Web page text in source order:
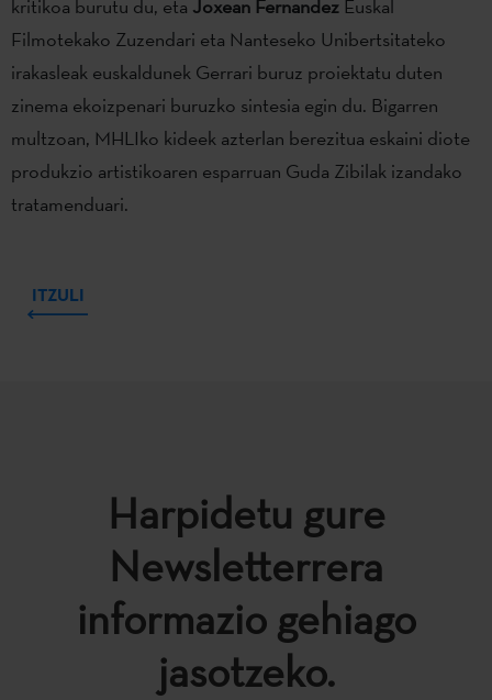
kritikoa burutu du, eta Joxean Fernandez Euskal
Filmotekako Zuzendari eta Nanteseko Unibertsitateko
irakasleak euskaldunek Gerrari buruz proiektatu duten
zinema ekoizpenari buruzko sintesia egin du. Bigarren
multzoan, MHLIko kideek azterlan berezitua eskaini diote
produkzio artistikoaren esparruan Guda Zibilak izandako
tratamenduari.
ITZULI
Harpidetu gure
Newsletterrera
informazio gehiago
jasotzeko.